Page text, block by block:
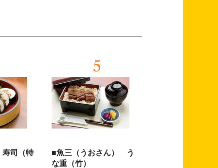
司（特
5
■魚三（うおさん） う
な重（竹）